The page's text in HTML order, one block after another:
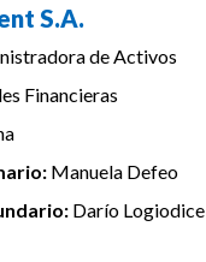
S.A.
de Activos
Financieras
Manuela Defeo
Darío Logiodice